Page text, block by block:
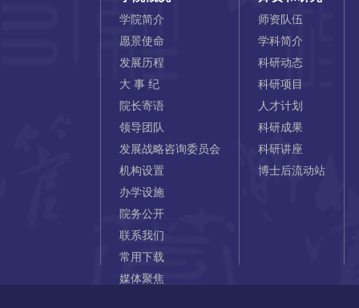
学院简介
愿景使命
发展历程
大 事 纪
院长寄语
领导团队
发展战略咨询委员会
机构设置
办学设施
院务公开
联系我们
常用下载
媒体聚焦
师资队伍
学科简介
科研动态
科研项目
人才计划
科研成果
科研讲座
博士后流动站